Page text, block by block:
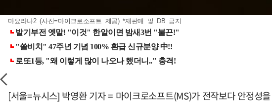
마요라나2 (사진=마이크로소프트 제공) *재판매 및 DB 금지
[서울=뉴시스] 박영환 기자 = 마이크로소프트(MS)가 전작보다 안정성